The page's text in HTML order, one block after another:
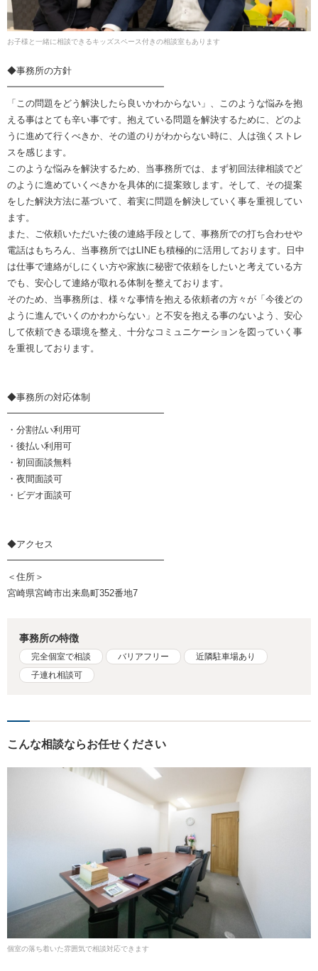
お子様と一緒に相談できるキッズスペース付きの相談室もあります
◆事務所の方針
━━━━━━━━━━━━━━━━━
「この問題をどう解決したら良いかわからない」、このような悩みを抱
える事はとても辛い事です。抱えている問題を解決するために、どのよ
うに進めて行くべきか、その道のりがわからない時に、人は強くストレ
スを感じます。
このような悩みを解決するため、当事務所では、まず初回法律相談でど
のように進めていくべきかを具体的に提案致します。そして、その提案
をした解決方法に基づいて、着実に問題を解決していく事を重視してい
ます。
また、ご依頼いただいた後の連絡手段として、事務所での打ち合わせや
電話はもちろん、当事務所ではLINEも積極的に活用しております。日中
は仕事で連絡がしにくい方や家族に秘密で依頼をしたいと考えている方
でも、安心して連絡が取れる体制を整えております。
そのため、当事務所は、様々な事情を抱える依頼者の方々が「今後どの
ように進んでいくのかわからない」と不安を抱える事のないよう、安心
して依頼できる環境を整え、十分なコミュニケーションを図っていく事
を重視しております。
◆事務所の対応体制
━━━━━━━━━━━━━━━━━
・分割払い利用可
・後払い利用可
・初回面談無料
・夜間面談可
・ビデオ面談可
◆アクセス
━━━━━━━━━━━━━━━━━
＜住所＞
宮崎県宮崎市出来島町352番地7
事務所の特徴
完全個室で相談 バリアフリー
近隣駐車場あり
子連れ相談可
こんな相談ならお任せください
個室の落ち着いた雰囲気で相談対応できます